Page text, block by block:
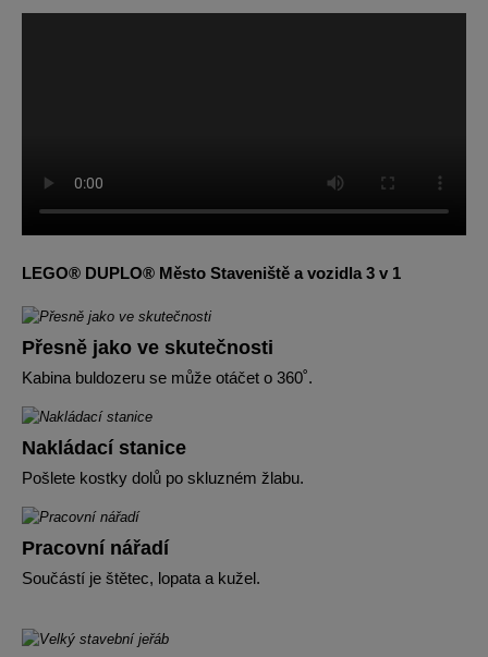
LEGO® DUPLO® Město Staveniště a vozidla 3 v 1
Přesně jako ve skutečnosti
Kabina buldozeru se může otáčet o 360˚.
Nakládací stanice
Pošlete kostky dolů po skluzném žlabu.
Pracovní nářadí
Součástí je štětec, lopata a kužel.